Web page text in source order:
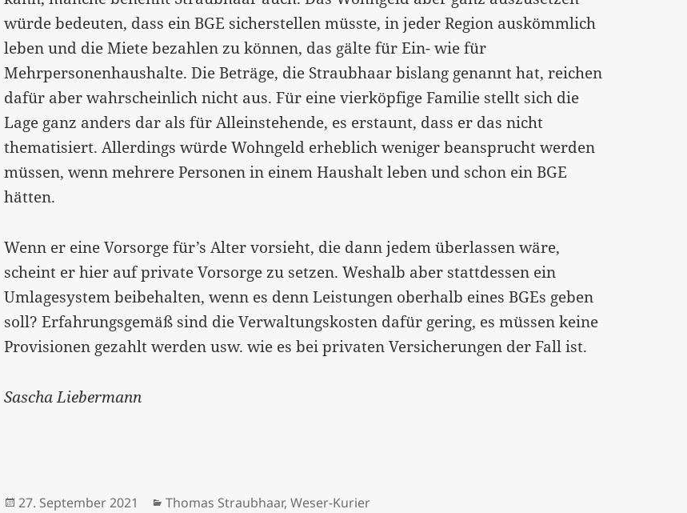
würde bedeuten, dass ein BGE sicherstellen müsste, in jeder Region auskömmlich
leben und die Miete bezahlen zu können, das gälte für Ein- wie für
Mehrpersonenhaushalte. Die Beträge, die Straubhaar bislang genannt hat, reichen
dafür aber wahrscheinlich nicht aus. Für eine vierköpfige Familie stellt sich die
Lage ganz anders dar als für Alleinstehende, es erstaunt, dass er das nicht
thematisiert. Allerdings würde Wohngeld erheblich weniger beansprucht werden
müssen, wenn mehrere Personen in einem Haushalt leben und schon ein BGE
hätten.
Wenn er eine Vorsorge für’s Alter vorsieht, die dann jedem überlassen wäre,
scheint er hier auf private Vorsorge zu setzen. Weshalb aber stattdessen ein
Umlagesystem beibehalten, wenn es denn Leistungen oberhalb eines BGEs geben
soll? Erfahrungsgemäß sind die Verwaltungskosten dafür gering, es müssen keine
Provisionen gezahlt werden usw. wie es bei privaten Versicherungen der Fall ist.
Sascha Liebermann
Veröffentlicht
27. September 2021 Kategorien
Thomas Straubhaar,Weser-Kurier